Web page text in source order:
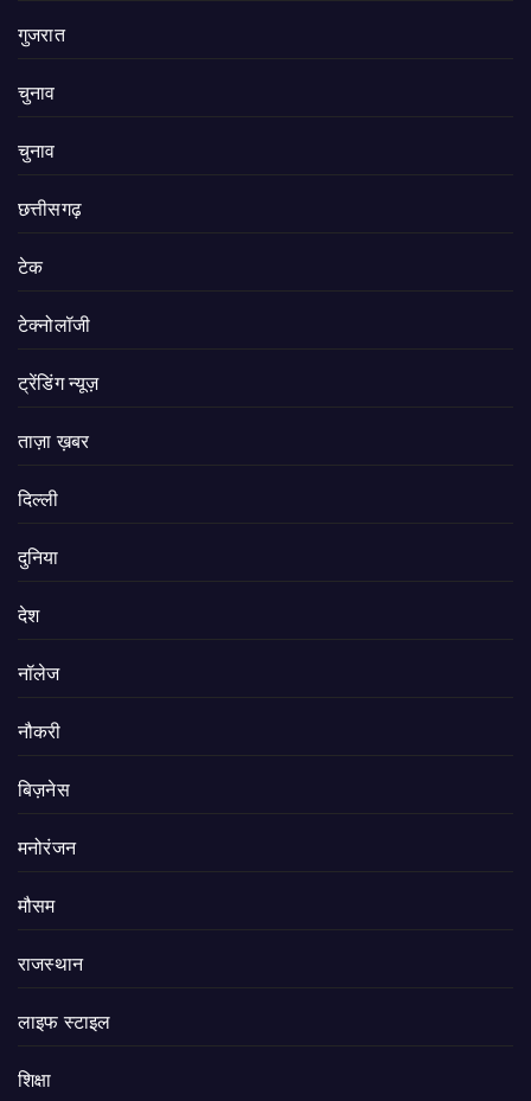
गुजरात
चुनाव
चुनाव
छत्तीसगढ़
टेक
टेक्नोलॉजी
ट्रेंडिंग न्यूज़
ताज़ा ख़बर
दिल्ली
दुनिया
देश
नॉलेज
नौकरी
बिज़नेस
मनोरंजन
मौसम
राजस्थान
लाइफ स्टाइल
शिक्षा